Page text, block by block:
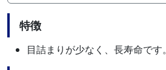
特徴
目詰まりが少なく、長寿命です。